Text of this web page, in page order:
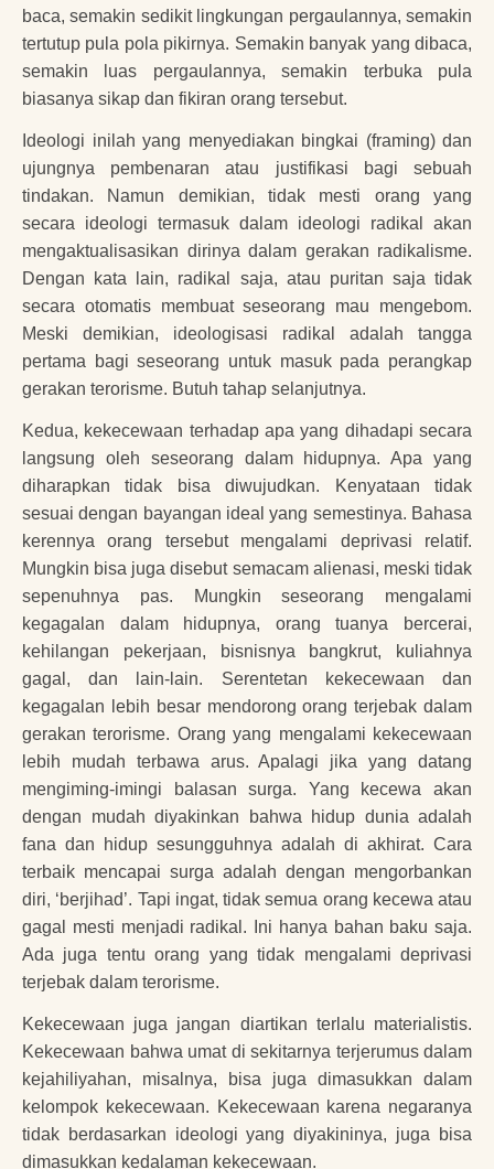
baca, semakin sedikit lingkungan pergaulannya, semakin
tertutup pula pola pikirnya. Semakin banyak yang dibaca,
semakin luas pergaulannya, semakin terbuka pula
biasanya sikap dan fikiran orang tersebut.
Ideologi inilah yang menyediakan bingkai (framing) dan
ujungnya pembenaran atau justifikasi bagi sebuah
tindakan. Namun demikian, tidak mesti orang yang
secara ideologi termasuk dalam ideologi radikal akan
mengaktualisasikan dirinya dalam gerakan radikalisme.
Dengan kata lain, radikal saja, atau puritan saja tidak
secara otomatis membuat seseorang mau mengebom.
Meski demikian, ideologisasi radikal adalah tangga
pertama bagi seseorang untuk masuk pada perangkap
gerakan terorisme. Butuh tahap selanjutnya.
Kedua, kekecewaan terhadap apa yang dihadapi secara
langsung oleh seseorang dalam hidupnya. Apa yang
diharapkan tidak bisa diwujudkan. Kenyataan tidak
sesuai dengan bayangan ideal yang semestinya. Bahasa
kerennya orang tersebut mengalami deprivasi relatif.
Mungkin bisa juga disebut semacam alienasi, meski tidak
sepenuhnya pas. Mungkin seseorang mengalami
kegagalan dalam hidupnya, orang tuanya bercerai,
kehilangan pekerjaan, bisnisnya bangkrut, kuliahnya
gagal, dan lain-lain. Serentetan kekecewaan dan
kegagalan lebih besar mendorong orang terjebak dalam
gerakan terorisme. Orang yang mengalami kekecewaan
lebih mudah terbawa arus. Apalagi jika yang datang
mengiming-imingi balasan surga. Yang kecewa akan
dengan mudah diyakinkan bahwa hidup dunia adalah
fana dan hidup sesungguhnya adalah di akhirat. Cara
terbaik mencapai surga adalah dengan mengorbankan
diri, ‘berjihad’. Tapi ingat, tidak semua orang kecewa atau
gagal mesti menjadi radikal. Ini hanya bahan baku saja.
Ada juga tentu orang yang tidak mengalami deprivasi
terjebak dalam terorisme.
Kekecewaan juga jangan diartikan terlalu materialistis.
Kekecewaan bahwa umat di sekitarnya terjerumus dalam
kejahiliyahan, misalnya, bisa juga dimasukkan dalam
kelompok kekecewaan. Kekecewaan karena negaranya
tidak berdasarkan ideologi yang diyakininya, juga bisa
dimasukkan kedalaman kekecewaan.